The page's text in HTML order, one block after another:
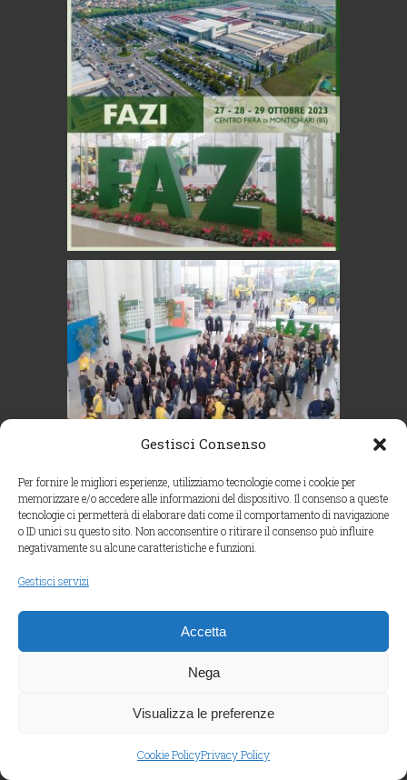
Gestisci Consenso
Per fornire le migliori esperienze, utilizziamo tecnologie come i cookie per
memorizzare e/o accedere alle informazioni del dispositivo. Il consenso a queste
tecnologie ci permetterà di elaborare dati come il comportamento di navigazione
o ID unici su questo sito. Non acconsentire o ritirare il consenso può influire
negativamente su alcune caratteristiche e funzioni.
Gestisci servizi
Accetta
Nega
Visualizza le preferenze
Cookie PolicyPrivacy Policy